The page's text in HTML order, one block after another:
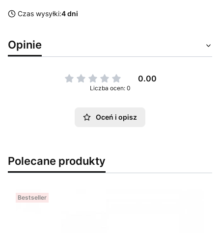
Czas wysyłki:4 dni
Opinie
0.00
Liczba ocen: 0
Oceń i opisz
Polecane produkty
Bestseller